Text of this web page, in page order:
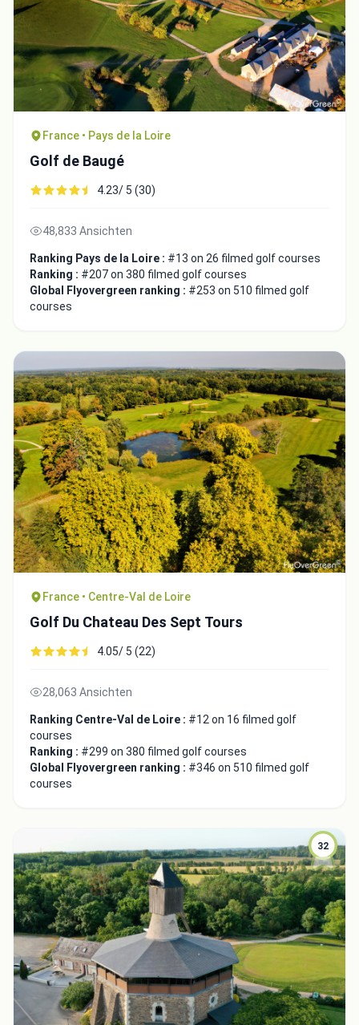
France • Pays de la Loire
Golf de Baugé
4.23/ 5 (30)
48,833 Ansichten
Ranking Pays de la Loire : #13 on 26 filmed golf courses
Ranking : #207 on 380 filmed golf courses
Global Flyovergreen ranking : #253 on 510 filmed golf
courses
France • Centre-Val de Loire
Golf Du Chateau Des Sept Tours
4.05/ 5 (22)
28,063 Ansichten
Ranking Centre-Val de Loire : #12 on 16 filmed golf
courses
Ranking : #299 on 380 filmed golf courses
Global Flyovergreen ranking : #346 on 510 filmed golf
courses
32
Integrate video
Video choice:
Copy to Clipboard